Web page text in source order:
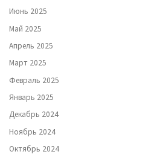
Июнь 2025
Май 2025
Апрель 2025
Март 2025
Февраль 2025
Январь 2025
Декабрь 2024
Ноябрь 2024
Октябрь 2024